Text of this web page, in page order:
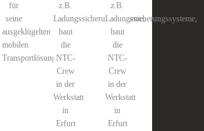
für
seine
ausgeklügelten
mobilen
Transportlösungen.
z.B.
Ladungssicherungssysteme,
baut
die
NTC-
Crew
in der
Werkstatt
in
Erfurt
z.B.
Ladungssicherungssysteme,
baut
die
NTC-
Crew
in der
Werkstatt
in
Erfurt